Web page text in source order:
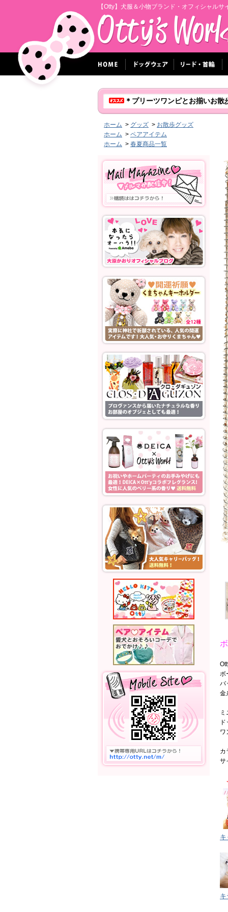
【Otty】犬服＆小物ブランド・オフィシャルサ
＊プリーツワンピとお揃いお
ホーム > グッズ > お散歩グッズ
ホーム > ペアアイテム
ホーム > 春夏商品一覧
ボ
バ
金
ワ
カ
サ